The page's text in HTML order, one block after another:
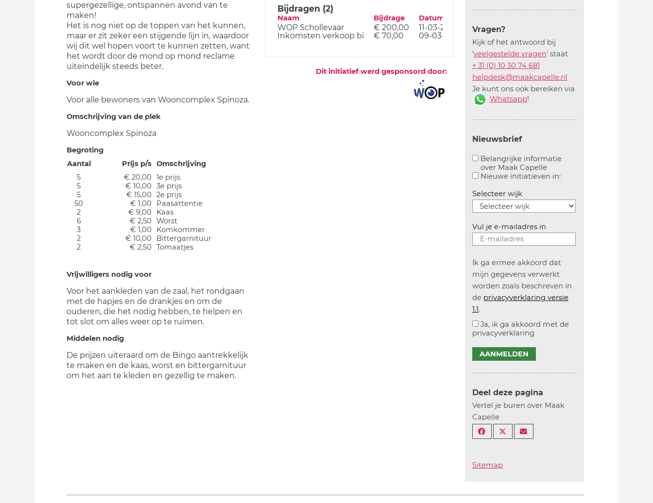
Bijdragen (2)
Naam Bijdrage Datum
WOP Schollevaar € 200,00
11-03-24
Inkomsten verkoop bi
€ 70,00 09-03-24
Dit initiatief werd gesponsord door:
supergezellige, ontspannen avond van te
maken!
Het is nog niet op de toppen van het kunnen,
maar er zit zeker een stijgende lijn in, waardoor
wij dit wel hopen voort te kunnen zetten, want
het wordt door de mond op mond reclame
uiteindelijk steeds beter.
Voor wie
Voor alle bewoners van Wooncomplex Spinoza.
Omschrijving van de plek
Wooncomplex Spinoza
Begroting
Aantal
Prijs p/s Omschrijving
5
€ 20,00
1e prijs
5
€ 10,00
3e prijs
5
€ 15,00
2e prijs
50
€ 1,00
Paasattentie
2
€ 9,00
Kaas
6
€ 2,50
Worst
3
€ 1,00
Komkommer
2
€ 10,00
Bittergarnituur
2
€ 2,50 Tomaatjes
Vrijwilligers nodig voor
Voor het aankleden van de zaal, het rondgaan
met de hapjes en de drankjes en om de
ouderen, die het nodig hebben, te helpen en
tot slot om alles weer op te ruimen.
Middelen nodig
De prijzen uiteraard om de Bingo aantrekkelijk
te maken en de kaas, worst en bittergarnituur
om het aan te kleden en gezellig te maken.
Vragen?
Kijk of het antwoord bij
'veelgestelde vragen' staat
+ 31 (0) 10 30 74 681
helpdesk@maakcapelle.nl
Je kunt ons ook bereiken via
Whatsapp!
Nieuwsbrief
Belangrijke informatie
over Maak Capelle
Aanvinken om belangrijke informatie over
Nieuwe initiatieven in:Aanvinken om
Selecteer wijk
Vul je e-mailadres in
Ik ga ermee akkoord dat
mijn gegevens verwerkt
worden zoals beschreven in
de privacyverklaring versie
1.1.
Ja, ik ga akkoord met de
privacyverklaring
AANMELDEN
Deel deze pagina
Vertel je buren over Maak
Capelle
Sitemap